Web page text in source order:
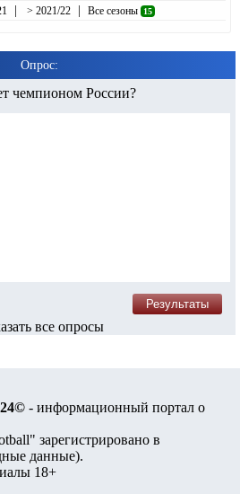
| > 2021/22 | Все сезоны 15
Опрос:
чемпионом России?
все опросы
- информационный портал о
зарегистрировано в
данные).
18+